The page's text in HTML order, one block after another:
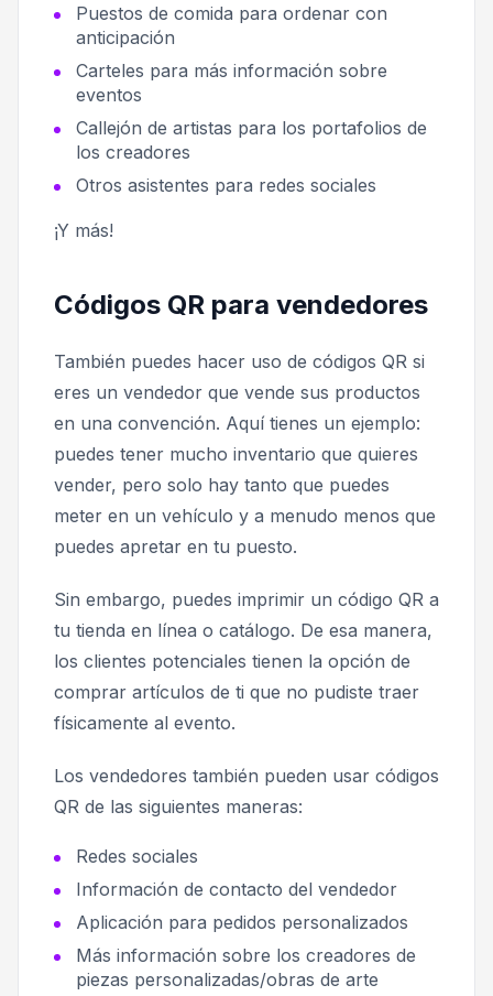
Puestos de comida para ordenar con
anticipación
Carteles para más información sobre
eventos
Callejón de artistas para los portafolios de
los creadores
Otros asistentes para redes sociales
¡Y más!
Códigos QR para vendedores
También puedes hacer uso de códigos QR si
eres un vendedor que vende sus productos
en una convención. Aquí tienes un ejemplo:
puedes tener mucho inventario que quieres
vender, pero solo hay tanto que puedes
meter en un vehículo y a menudo menos que
puedes apretar en tu puesto.
Sin embargo, puedes imprimir un código QR a
tu tienda en línea o catálogo. De esa manera,
los clientes potenciales tienen la opción de
comprar artículos de ti que no pudiste traer
físicamente al evento.
Los vendedores también pueden usar códigos
QR de las siguientes maneras:
Redes sociales
Información de contacto del vendedor
Aplicación para pedidos personalizados
Más información sobre los creadores de
piezas personalizadas/obras de arte